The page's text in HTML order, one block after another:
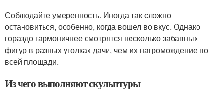
Соблюдайте умеренность. Иногда так сложно
остановиться, особенно, когда вошел во вкус. Однако
гораздо гармоничнее смотрятся несколько забавных
фигур в разных уголках дачи, чем их нагромождение по
всей площади.
Из чего выполняют скульптуры